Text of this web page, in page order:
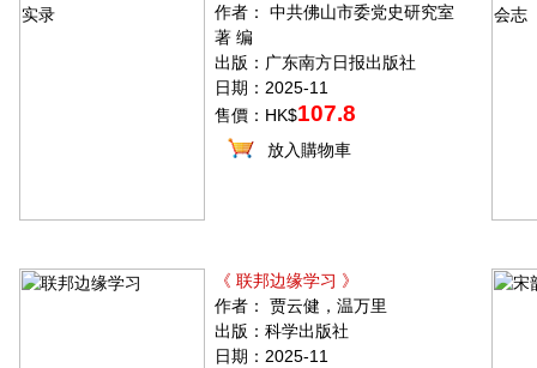
作者： 中共佛山市委党史研究室
著 编
出版：广东南方日报出版社
日期：2025-11
售價：HK$107.8
放入購物車
《 联邦边缘学习 》
作者： 贾云健，温万里
出版：科学出版社
日期：2025-11